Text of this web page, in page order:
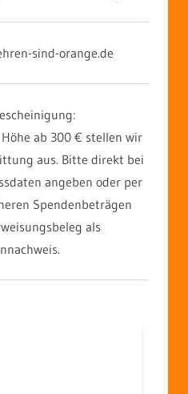
sind-orange.de
ab 300 € stellen wir
aus. Bitte direkt bei
angeben oder per
Spendenbeträgen
als